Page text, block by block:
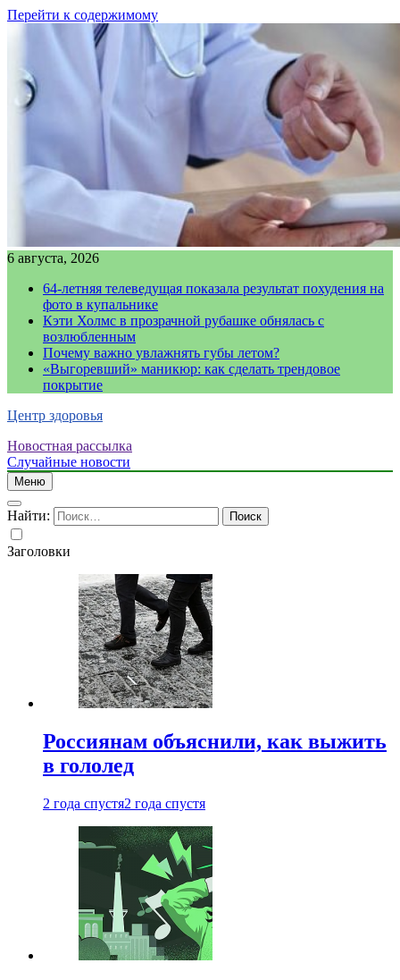
Перейти к содержимому
6 августа, 2026
64-летняя телеведущая показала результат похудения на
фото в купальнике
Кэти Холмс в прозрачной рубашке обнялась с
возлюбленным
Почему важно увлажнять губы летом?
«Выгоревший» маникюр: как сделать трендовое
покрытие
Центр здоровья
Новостная рассылка
Случайные новости
Меню
Найти:
Заголовки
Россиянам объяснили, как выжить
в гололед
2 года спустя2 года спустя